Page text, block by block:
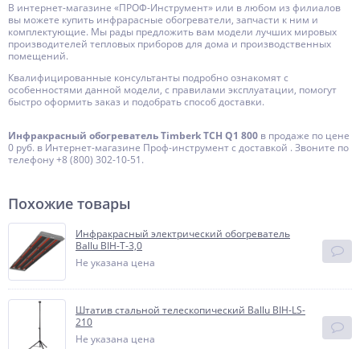
В интернет-магазине «ПРОФ-Инструмент» или в любом из филиалов
вы можете купить инфрарасные обогреватели, запчасти к ним и
комплектующие. Мы рады предложить вам модели лучших мировых
производителей тепловых приборов для дома и производственных
помещений.
Квалифицированные консультанты подробно ознакомят с
особенностями данной модели, с правилами эксплуатации, помогут
быстро оформить заказ и подобрать способ доставки.
Инфракрасный обогреватель Timberk TCH Q1 800 в продаже по цене
0 руб. в Интернет-магазине Проф-инструмент с доставкой . Звоните по
телефону +8 (800) 302-10-51.
Похожие товары
Инфракрасный электрический обогреватель
Ballu BIH-Т-3,0
Не указана цена
Штатив стальной телескопический Ballu BIH-LS-
210
Не указана цена